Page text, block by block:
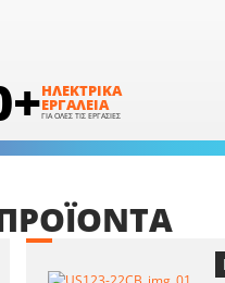
ΗΛΕΚΤΡΙΚΑ
ΕΡΓΑΛΕΙΑ
ΓΙΑ ΟΛΕΣ ΤΙΣ ΕΡΓΑΣΙΕΣ